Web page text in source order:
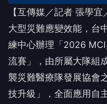
【互傳媒／記者 張學
大型災難應變效能，台
練中心辦理「2026
流賽」，由所屬大隊組
襲災難醫療隊發展協會
技升級」，全面應用自